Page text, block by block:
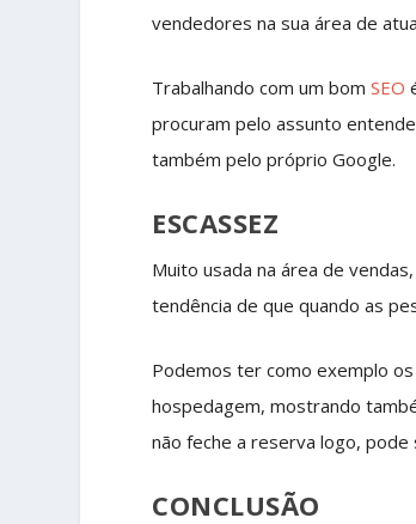
vendedores na sua área de
Trabalhando com um bom SEO
procuram pelo assunto
também pelo próprio Google.
ESCASSEZ
Muito usada na área de
tendência de que quando as
Podemos ter como exemplo
hospedagem, mostrando
não feche a reserva logo,
CONCLUSÃO